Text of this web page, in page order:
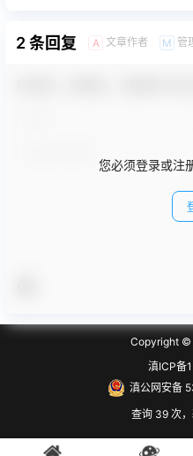
2 条回复 A 文章作者 M 管
您必须登录或注
Copyright ©
滇ICP备
滇公网安备
查询 39 次